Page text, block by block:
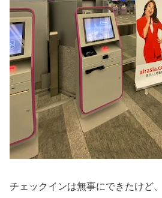
チェックインは無事にできたけど、